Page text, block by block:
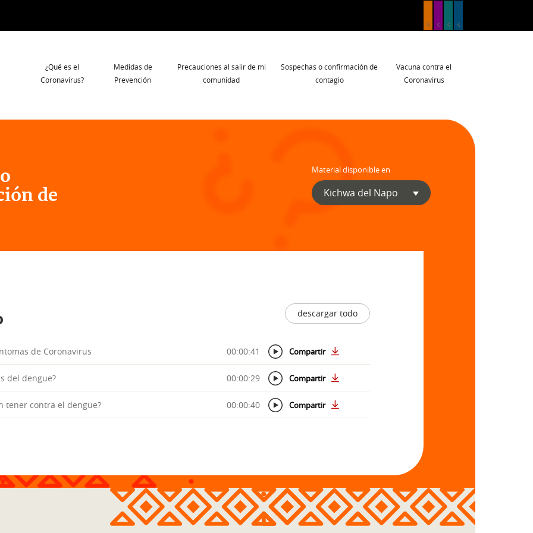
Material disponible en
Kichwa del Napo
Navegación
principal
¿Qué es el
Coronavirus?
Medidas de
Prevención
Precauciones al salir de mi
comunidad
Sospechas o confirmación de
contagio
Vacuna contra el
Coronavirus
de
descargar todo
de Coronavirus 00:00:41 Compartir
del dengue? 00:00:29 Compartir
tener contra el dengue? 00:00:40 Compartir